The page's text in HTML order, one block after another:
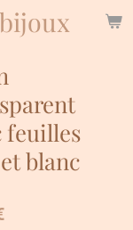
feuilles
blanc